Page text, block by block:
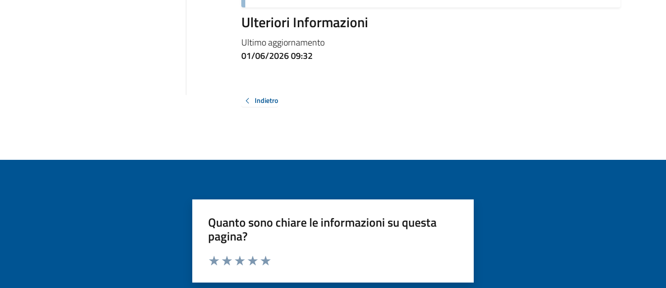
Ulteriori Informazioni
Ultimo aggiornamento
01/06/2026 09:32
Indietro
Quanto sono chiare le informazioni su questa
pagina?
Valuta da 1 a 5 stelle la pagina